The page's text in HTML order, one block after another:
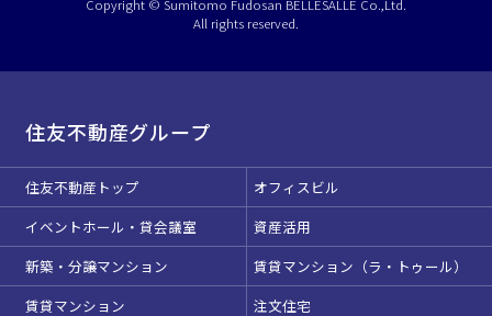
Copyright © Sumitomo Fudosan BELLESALLE Co.,Ltd.
All rights reserved.
住友不動産グループ
住友不動産トップ
オフィスビル
イベントホール・貸会議室
資産活用
新築・分譲マンション
賃貸マンション（ラ・トゥール）
賃貸マンション
注文住宅